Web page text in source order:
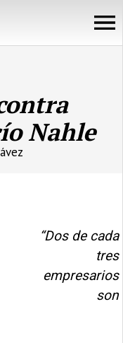
Nahle
“Dos de cada
tres
empresarios
son